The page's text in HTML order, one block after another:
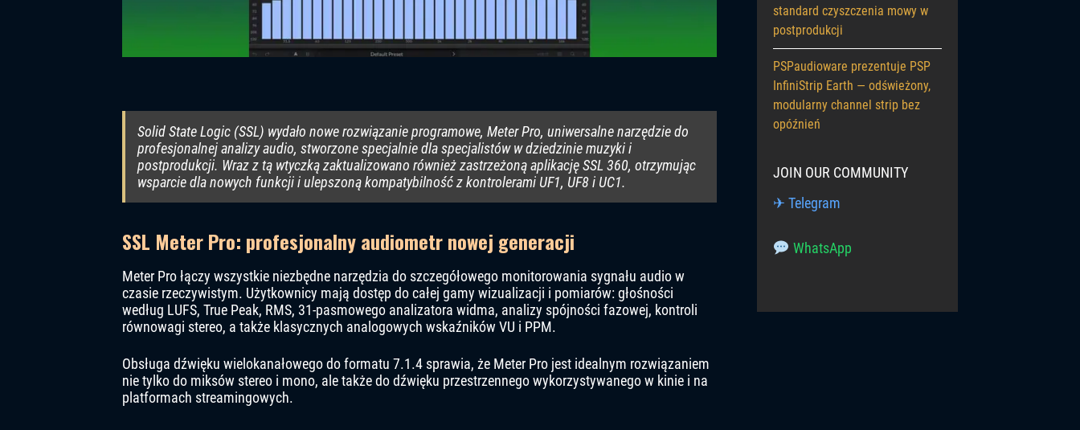
Solid State Logic (SSL) wydało nowe rozwiązanie programowe, Meter Pro, uniwersalne narzędzie do
profesjonalnej analizy audio, stworzone specjalnie dla specjalistów w dziedzinie muzyki i
postprodukcji. Wraz z tą wtyczką zaktualizowano również zastrzeżoną aplikację SSL 360, otrzymując
wsparcie dla nowych funkcji i ulepszoną kompatybilność z kontrolerami UF1, UF8 i UC1.
SSL Meter Pro: profesjonalny audiometr nowej generacji
Meter Pro łączy wszystkie niezbędne narzędzia do szczegółowego monitorowania sygnału audio w
czasie rzeczywistym. Użytkownicy mają dostęp do całej gamy wizualizacji i pomiarów: głośności
według LUFS, True Peak, RMS, 31-pasmowego analizatora widma, analizy spójności fazowej, kontroli
równowagi stereo, a także klasycznych analogowych wskaźników VU i PPM.
Obsługa dźwięku wielokanałowego do formatu 7.1.4 sprawia, że ​​Meter Pro jest idealnym rozwiązaniem
nie tylko do miksów stereo i mono, ale także do dźwięku przestrzennego wykorzystywanego w kinie i na
platformach streamingowych.
standard czyszczenia mowy w
postprodukcji
PSPaudioware prezentuje PSP
InfiniStrip Earth — odświeżony,
modularny channel strip bez
opóźnień
JOIN OUR COMMUNITY
✈ Telegram
WhatsApp